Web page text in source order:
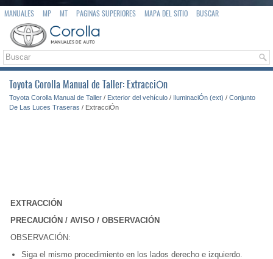
MANUALES MP MT PAGINAS SUPERIORES MAPA DEL SITIO BUSCAR
Toyota Corolla Manual de Taller: ExtracciÓn
Toyota Corolla Manual de Taller / Exterior del vehículo / IluminaciÓn (ext) / Conjunto
De Las Luces Traseras / ExtracciÓn
EXTRACCIÓN
PRECAUCIÓN / AVISO / OBSERVACIÓN
OBSERVACIÓN:
Siga el mismo procedimiento en los lados derecho e izquierdo.